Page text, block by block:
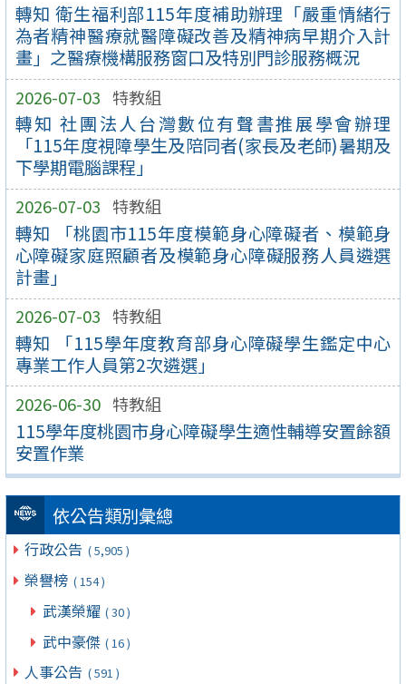
轉知 衛生福利部115年度補助辦理「嚴重情緒行
為者精神醫療就醫障礙改善及精神病早期介入計
畫」之醫療機構服務窗口及特別門診服務概況
2026-07-03 特教組
轉知 社團法人台灣數位有聲書推展學會辦理
「115年度視障學生及陪同者(家長及老師)暑期及
下學期電腦課程」
2026-07-03 特教組
轉知 「桃園市115年度模範身心障礙者、模範身
心障礙家庭照顧者及模範身心障礙服務人員遴選
計畫」
2026-07-03 特教組
轉知 「115學年度教育部身心障礙學生鑑定中心
專業工作人員第2次遴選」
2026-06-30 特教組
115學年度桃園市身心障礙學生適性輔導安置餘額
安置作業
依公告類別彙總
行政公告 ( 5,905 )
榮譽榜 ( 154 )
武漢榮耀 ( 30 )
武中豪傑 ( 16 )
人事公告 ( 591 )